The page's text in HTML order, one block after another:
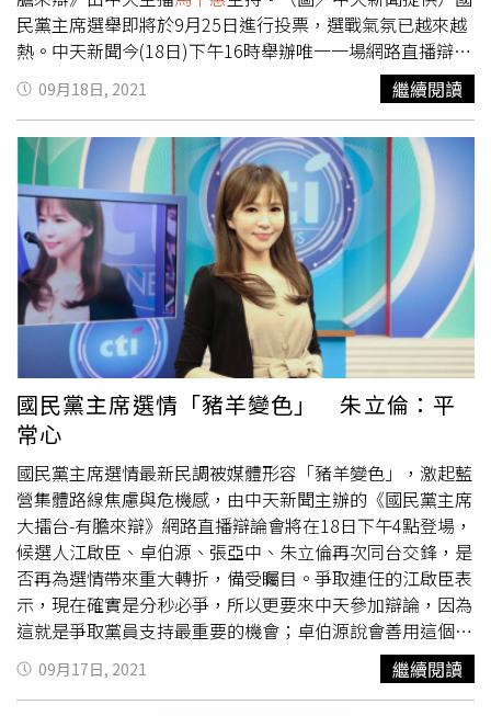
席，沒有與其它三位候選人先打招呼，再一次表達歉意。此
外，對於另一候選人張亞中被「烏龍」移送到考紀會懲處一
事，理由是對朱立倫人身攻擊，及三張支票案，朱立倫說，
自己的同志對他人身攻擊，他願意包容，不要內鬥，如果有
任何證據指涉朱立倫主導此事，他願意「永遠退出政壇」，
希望外界也不要再以此對他人身攻擊。朱立倫指出，他參選
黨主席就是要團結國民黨，包括下個月的「刪Q罷免案」，
他主張全黨一致進駐台中，把坐視全民吃萊豬、不給打疫
苗、違反民意的民意代表罷掉，不只刪Q、還要「罷昶」，
任何違反民意的民意代表，就把他罷免，不必等2024。另
外，年底公投是對民進黨不信任投票，全黨也要大家一起
來，公投通過後就「倒閣」讓民進黨知道教訓。然後一定要
全黨打贏2022縣市長選舉，六都不僅要過半，還要獲得16
席縣市長，沒有達到目標，他就辭去黨主席，負起政治責
任。朱立倫還說，他一定會找出最強候選人打贏2024，重
返執政後，要做四個平反，包括「恢復中華民國史觀的教科
書、拒絕文化台獨毒害下一代」，「確保言論自由、恢復中
天電視執照」、「調正不公不義、傷害尊嚴的軍公教年
改」，「新冠疫苗草菅人命、移送法辦徹查到底」，團結一
致恢復台灣的公平正義。
民黨主席選舉即將於9月25日進行投票，選戰氣氛已越來越
熱。中天新聞今(18日)下午16時舉辦唯一一場網路直播辯論
會《國民黨主席大擂台─有膽來辯》，朱立倫、江啟臣、張
亞中、卓伯源4位候選人再度同台直球對決；中天新聞也特
別設計全新的論戰模式「擺陣」候駕，預料將為彼此交鋒激
盪出更多火花！國民黨主席選戰在經歷早退風波、支票本票
風波、以及考紀會羅生門後，各種民調滿天飛，選情堪稱史
上最詭譎也最緊繃的一次，此次4位候選人將透過中天辯論
平台，直球對決連串紛擾，也可望抓住機會回歸政策攻防。
中天新聞也為此突破傳統，精心設計全新的辯論會進行模
式，讓觀眾既能清楚理解候選人主張，也能感受到「你來我
往」的精彩過招氣氛。發言順序將由現場抽籤決定，隨後進
行「政見表述」、「辛辣提問」、「針鋒相對」、「觀眾
CALL IN」、「真心話時間」；主持人是中天資深主播馬千
惠。其中「辛辣提問」融入12宮格彩蛋提問人的命題創意，
蒐集各界意見領袖、學者以及網紅直播主的提問，再加上現
場接受Call in觀眾提問，讓觀眾不僅是單向看直播，或只在
線上聊天室做反饋，還能直接發聲出題，堪稱「地獄級拷
問」。訊息一出立即引起網友共鳴，甚至有觀眾特地寫信請
中天新聞代為發問。中天新聞強調，本於善盡媒體之責，以
公平、公正的立場舉辦這場《國民黨主席大擂台-有膽來
辯》網路直播辯論；接下主持棒的馬千惠則表示自己的立場
就是，「公平」2個字。她說，全程超乎一般辯論會的規
格，發言順序和休息室全都是幕僚當天現場抽號次，且完全
公開透明，型態完全不同於以往正經八百的辯論會。由於距
離選舉投票只剩下一週的時間，此場辯論場上的策略攻防和
捉對廝殺，將成為幕僚群最燒腦的課題，精彩可期！辯論會
09月18日, 2021 繼續閱讀
國民黨主席選情「豬羊變色」 朱立倫：平
常心
國民黨主席選情最新民調被媒體形容「豬羊變色」，激起藍
營集體路線焦慮與危機感，由中天新聞主辦的《國民黨主席
大擂台-有膽來辯》網路直播辯論會將在18日下午4點登場，
候選人江啟臣、卓伯源、張亞中、朱立倫再次同台交鋒，是
否再為選情帶來重大轉折，備受矚目。爭取連任的江啟臣表
示，現在確實是分秒必爭，所以更要來中天參加辯論，因為
這就是爭取黨員支持最重要的機會；卓伯源說會善用這個難
得的平台，朱立倫和張亞中則異口同聲：「平常心應戰！」
《國民黨主席大擂台-有膽來辯》網路直播辯論由新聞主播
馬千惠接下主持棒，她強調自己的立場就是2個字「公
09月17日, 2021 繼續閱讀